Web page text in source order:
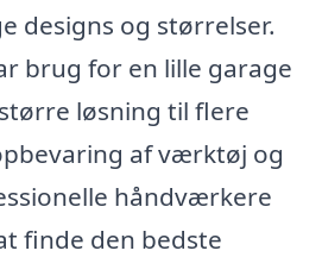
designs og størrelser.
brug for en lille garage
løsning til flere
af værktøj og
håndværkere
finde den bedste